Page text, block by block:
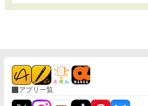
アプリ一覧